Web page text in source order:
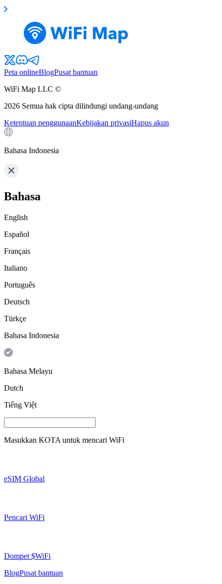
Peta onlineBlogPusat bantuan
WiFi Map LLC ©
2026 Semua hak cipta dilindungi undang-undang
Ketentuan penggunaanKebijakan privasiHapus akun
Bahasa Indonesia
Bahasa
English
Español
Français
Italiano
Português
Deutsch
Türkçe
Bahasa Indonesia
Bahasa Melayu
Dutch
Tiếng Việt
Masukkan KOTA untuk mencari WiFi
eSIM Global
Pencari WiFi
Dompet $WiFi
BlogPusat bantuan